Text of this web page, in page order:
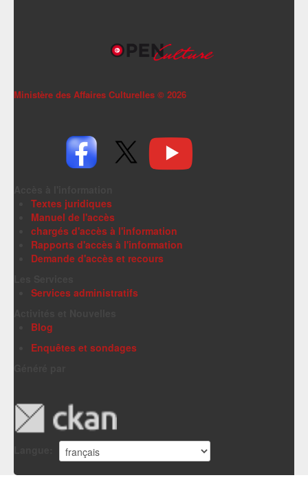
Ministère des Affaires Culturelles © 2026
Textes juridiques
Manuel de l'accès
chargés d'accès à l'information
Rapports d'accès à l'information
Demande d'accès et recours
Services administratifs
Blog
Enquêtes et sondages